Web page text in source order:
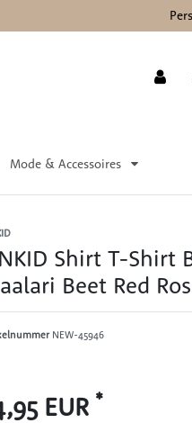
Mode & Accessoires
Shirt T-Shirt
Beet Red
NEW-45946
EUR *